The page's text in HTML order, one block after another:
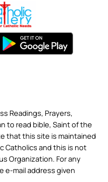
Readings, Prayers,
to read bible, Saint of the
that this site is maintained
Catholics and this is not
Organization. For any
mail address given